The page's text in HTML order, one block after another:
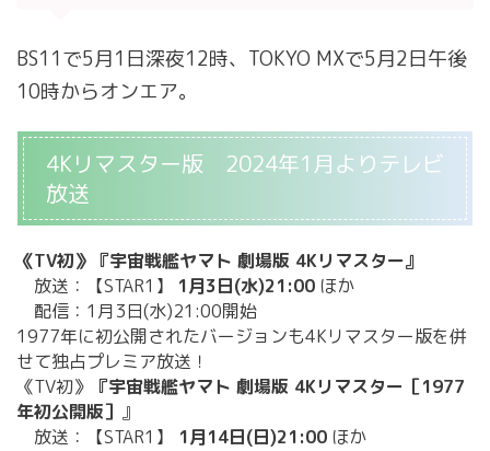
BS11で5月1日深夜12時、TOKYO MXで5月2日午後
10時からオンエア。
4Kリマスター版 2024年1月よりテレビ
放送
《TV初》『宇宙戦艦ヤマト 劇場版 4Kリマスター』
放送：【STAR1】 1月3日(水)21:00 ほか
配信：1月3日(水)21:00開始
1977年に初公開されたバージョンも4Kリマスター版を併
せて独占プレミア放送！
《TV初》 『宇宙戦艦ヤマト 劇場版 4Kリマスター［1977
年初公開版］ 』
放送：【STAR1】
1月14日(日)21:00 ほか